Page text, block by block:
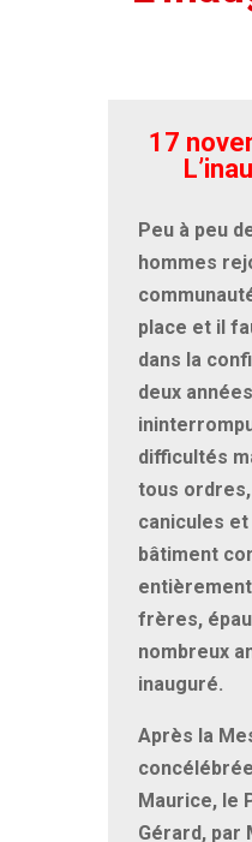
17
Peu à peu
hommes
place et il
dans la
deux
difficultés
tous
canicules
bâtiment
frères,
nombreux
inauguré.
Après la
Maurice, le
Gérard, par